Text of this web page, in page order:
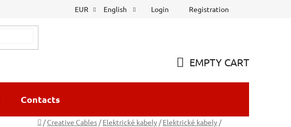
EUR English Login Registration
EMPTY CART
Contacts
Home
/ Creative Cables / Elektrické kabely / Elektrické kabely /